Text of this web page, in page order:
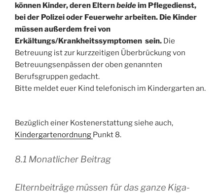
können Kinder, deren Elternbeideim Pflegedienst,
bei der Polizei oder Feuerwehr arbeiten. Die Kinder
müssen außerdem frei von
Erkältungs/Krankheitssymptomen sein. Die
Betreuung ist zur kurzzeitigen Überbrückung von
Betreuungsenpässen der oben genannten
Berufsgruppen gedacht.
Bitte meldet euer Kind telefonisch im Kindergarten an.
Bezüglich einer Kostenerstattung siehe auch,
Kindergartenordnung Punkt 8.
8.1 Monatlicher Beitrag
Elternbeiträge müssen für das ganze Kiga-